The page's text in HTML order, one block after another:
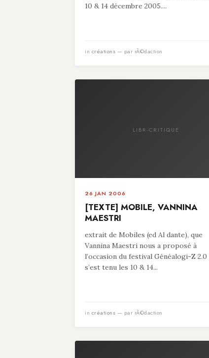
10 & 14 décembre 2005....
in créations — par rÃ©daction
LIBR-CRITIQUE
26 JAN 2006
[TEXTE] MOBILE, VANNINA
MAESTRI
extrait de Mobiles (ed Al dante), que
Vannina Maestri nous a proposé à
l’occasion du festival Généalogi-Z 2.0
s’est tenu les 10 & 14...
in créations — par rÃ©daction